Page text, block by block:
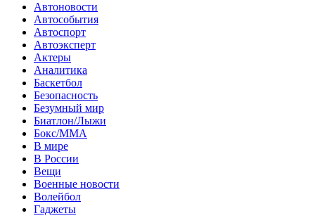
Автоновости
Автособытия
Автоспорт
Автоэксперт
Актеры
Аналитика
Баскетбол
Безопасность
Безумный мир
Биатлон/Лыжи
Бокс/MMA
В мире
В России
Вещи
Военные новости
Волейбол
Гаджеты